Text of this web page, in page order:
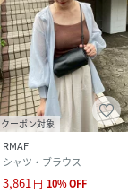
クーポン対象
RMAF
シャツ・ブラウス
3,861 円 10%OFF